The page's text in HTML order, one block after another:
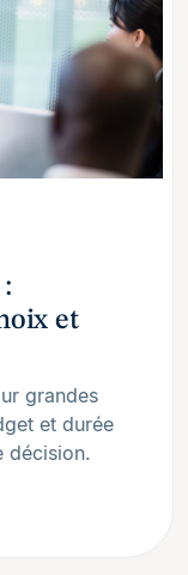
et
grandes
et durée
décision.